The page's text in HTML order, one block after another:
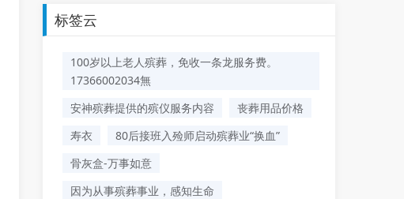
标签云
100岁以上老人殡葬，免收一条龙服务费。
17366002034無
安神殡葬提供的殡仪服务内容
丧葬用品价格
寿衣
80后接班入殓师启动殡葬业“换血”
骨灰盒-万事如意
因为从事殡葬事业，感知生命